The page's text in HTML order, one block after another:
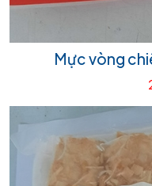
Mực vòng